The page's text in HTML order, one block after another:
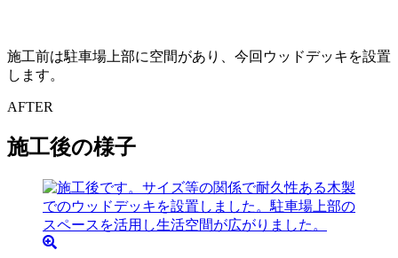
施工前は駐車場上部に空間があり、今回ウッドデッキを設置
します。
AFTER
施工後の様子